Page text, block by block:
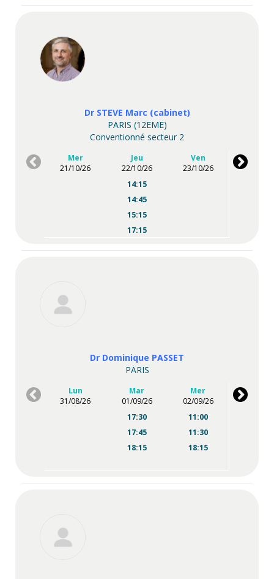
Dr STEVE Marc (cabinet)
PARIS (12EME)
Conventionné secteur 2
Mer
21/10/26
Jeu
22/10/26
Ven
23/10/26
14:15
14:45
15:15
17:15
Dr Dominique PASSET
PARIS
Lun
31/08/26
Mar
01/09/26
Mer
02/09/26
17:30
17:45
18:15
11:00
11:30
18:15